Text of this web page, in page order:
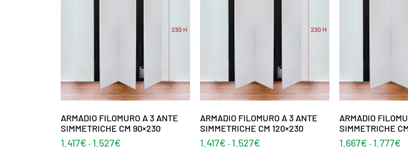
ARMADIO FILOMURO A 3 ANTE
SIMMETRICHE CM 90×230
1.417€ - 1.527€
ARMADIO FILOMURO A 3 ANTE
SIMMETRICHE CM 120×230
1.417€ - 1.527€
ARMADIO
SIMMETRICHE
1.667€ - 1.777€